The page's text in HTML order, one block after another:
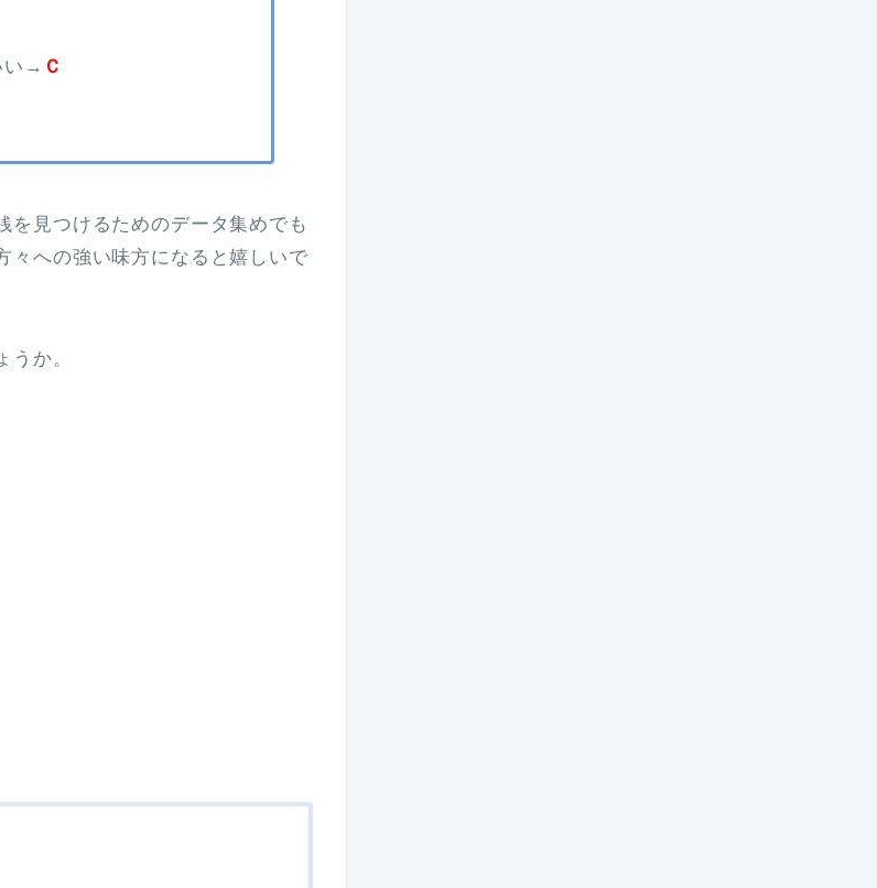
い→ Ｃ
を見つけるためのデータ集めでも
々への強い味方になると嬉しいで
か。